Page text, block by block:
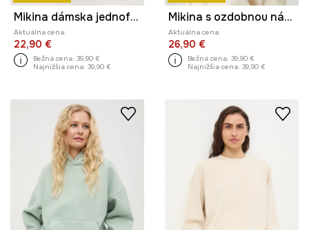
Mikina dámska jednofarebná
Aktuálna cena:
22,90 €
Bežná cena: 39,90 €
Najnižšia cena: 39,90 €
Mikina s ozdobnou nášivkou
Aktuálna cena:
26,90 €
Bežná cena: 39,90 €
Najnižšia cena: 39,90 €